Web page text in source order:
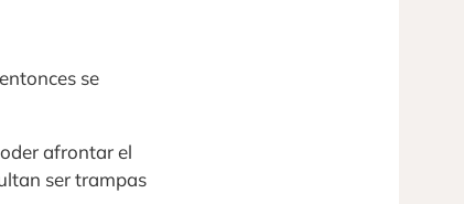
se
afrontar el
ser trampas